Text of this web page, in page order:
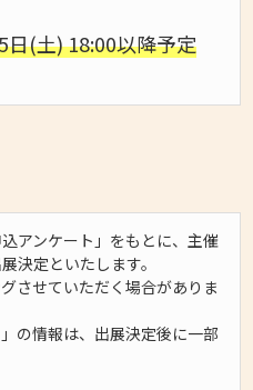
(土) 18:00以降予定
アンケート」をもとに、主催
決定といたします。
させていただく場合がありま
の情報は、出展決定後に一部